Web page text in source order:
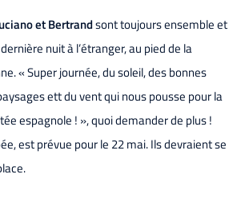
et Bertrandsont toujours ensemble et
nuit à l’étranger, au pied de la
« Super journée, du soleil, des bonnes
ett du vent qui nous pousse pour la
espagnole ! », quoi demander de plus !
est prévue pour le 22 mai. Ils devraient se